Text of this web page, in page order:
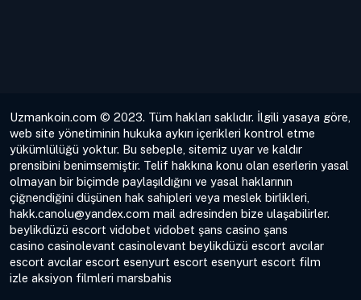
Uzmankoin.com © 2023. Tüm hakları saklıdır. İlgili yasaya göre,
web site yönetiminin hukuka aykırı içerikleri kontrol etme
yükümlülüğü yoktur. Bu sebeple, sitemiz uyar ve kaldır
prensibini benimsemiştir. Telif hakkına konu olan eserlerin yasal
olmayan bir biçimde paylaşıldığını ve yasal haklarının
çiğnendiğini düşünen hak sahipleri veya meslek birlikleri,
hakk.canolu@yandex.com mail adresinden bize ulaşabilirler.
beylikdüzü escort vidobet vidobet şans casino şans
casino casinolevant casinolevant beylikdüzü escort avcılar
escort avcılar escort esenyurt escort esenyurt escort film
izle aksiyon filmleri marsbahis